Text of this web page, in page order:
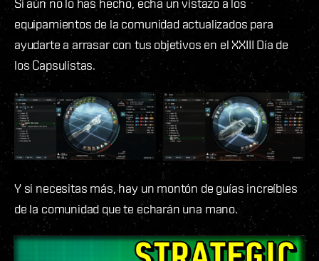
Si aún no lo has hecho, echa un vistazo a los
equipamientos de la comunidad actualizados para
ayudarte a arrasar con tus objetivos en el XXIII Día de
los Capsulistas.
Y si necesitas más, hay un montón de guías increíbles
de la comunidad que te echarán una mano.